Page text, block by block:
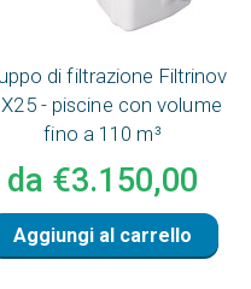
di filtrazione Filtrinov
- piscine con volume
fino a 110 m³
da €3.150,00
Aggiungi al carrello